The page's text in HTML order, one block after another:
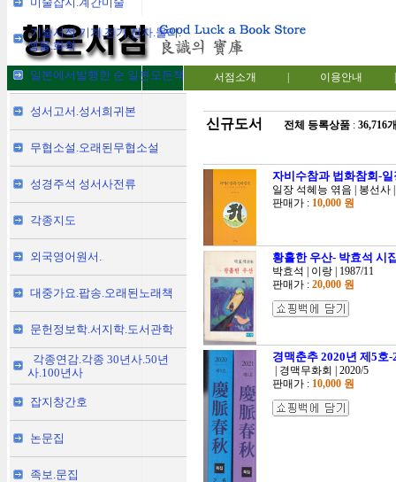
서점소개 이용안내
기술서적.기계.전기.전자.물리.
생물.화학
일본에서발행한 순 일본모든책
성서고서.성서희귀본
무협소설.오래된무협소설
성경주석 성서사전류
각종지도
외국영어원서.
대중가요.팝송.오래된노래책
문헌정보학.서지학.도서관학
각종연감.각종 30년사.50년
사.100년사
잡지창간호
논문집
족보.문집
신규도서 전체 등록상품: 36,716
자비수참과 법화참회-
일장 석혜능 엮음 | 봉선사 |
판매가 : 10,000 원
황홀한 우산- 박효석 시
박효석 | 이랑 | 1987/11
판매가 : 20,000 원
경맥춘추 2020년 제5호
| 경맥무화회 | 2020/5
판매가 : 10,000 원